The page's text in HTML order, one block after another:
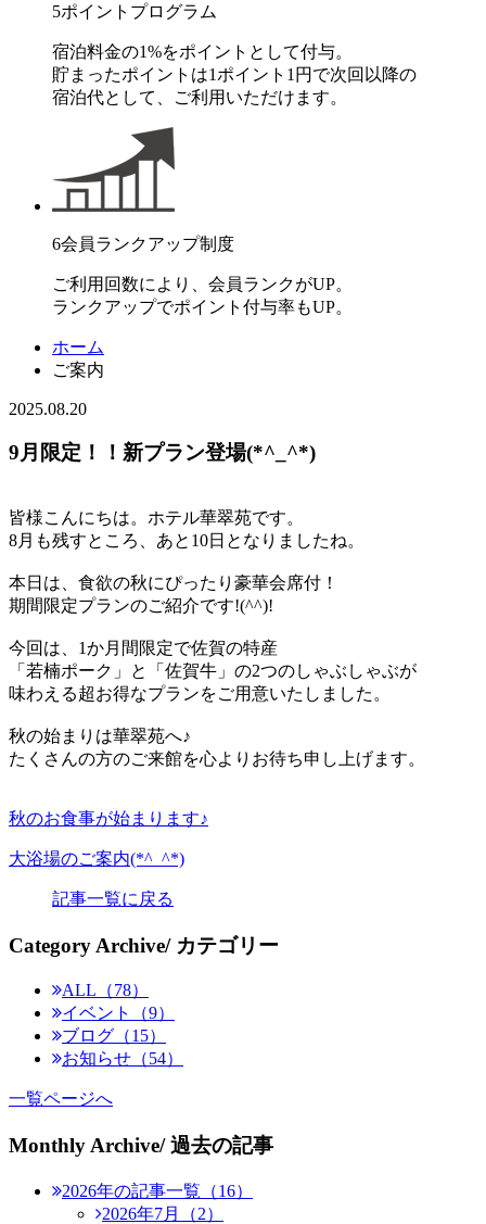
5ポイントプログラム
宿泊料金の1%をポイントとして付与。
貯まったポイントは1ポイント1円で次回以降の
宿泊代として、ご利用いただけます。
6会員ランクアップ制度
ご利用回数により、会員ランクがUP。
ランクアップでポイント付与率もUP。
ホーム
ご案内
2025.08.20
9月限定！！新プラン登場(*^_^*)
皆様こんにちは。ホテル華翠苑です。
8月も残すところ、あと10日となりましたね。
本日は、食欲の秋にぴったり豪華会席付！
期間限定プランのご紹介です!(^^)!
今回は、1か月間限定で佐賀の特産
「若楠ポーク」と「佐賀牛」の2つのしゃぶしゃぶが
味わえる超お得なプランをご用意いたしました。
秋の始まりは華翠苑へ♪
たくさんの方のご来館を心よりお待ち申し上げます。
秋のお食事が始まります♪
大浴場のご案内(*^_^*)
記事一覧に戻る
Category Archive/ カテゴリー
ALL（78）
イベント（9）
ブログ（15）
お知らせ（54）
一覧ページへ
Monthly Archive/ 過去の記事
2026年の記事一覧（16）
2026年7月（2）